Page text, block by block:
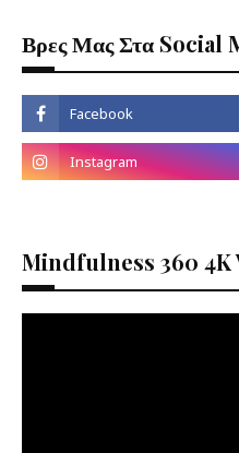
Βρες Μας Στα Social
Mindfulness 360 4K